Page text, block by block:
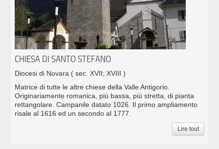
CHIESA DI SANTO STEFANO
Diocesi di Novara ( sec. XVII; XVIII )
Matrice di tutte le altre chiese della Valle Antigorio.
Originariamente romanica, più bassa, più stretta, di pianta
rettangolare. Campanile datato 1026. Il primo ampliamento
risale al 1616 ed un secondo al 1777.
Lire tout